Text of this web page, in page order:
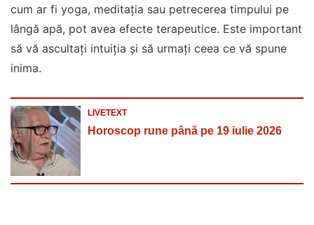
cum ar fi yoga, meditația sau petrecerea timpului pe
lângă apă, pot avea efecte terapeutice. Este important
să vă ascultați intuiția și să urmați ceea ce vă spune
inima.
LIVETEXT
Horoscop rune până pe 19 iulie 2026